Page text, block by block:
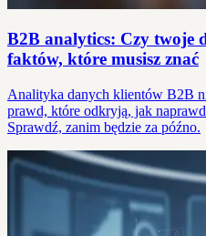
B2B analytics: Czy twoje
faktów, które musisz znać
Analityka danych klientów B2B
prawd, które odkryją, jak
Sprawdź, zanim będzie za późno.